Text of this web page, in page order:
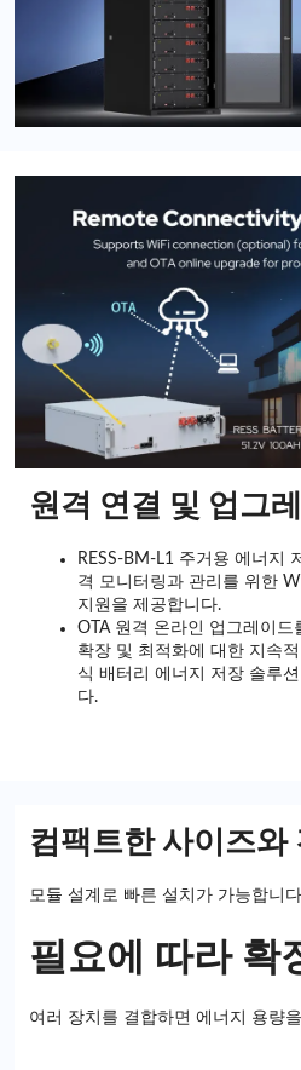
원격 연결 및 업그
RESS-BM-L1 주거용 에너지
격 모니터링과 관리를 위한
지원을 제공합니다.
OTA 원격 온라인 업그레이
확장 및 최적화에 대한 지속
식 배터리 에너지 저장 솔루
다.
컴팩트한 사이즈와
모듈 설계로 빠른 설치가 가능합니
필요에 따라 확
여러 장치를 결합하면 에너지 용량